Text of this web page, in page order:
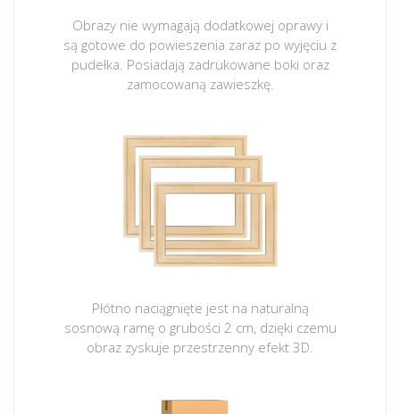
Obrazy nie wymagają dodatkowej oprawy i
są gotowe do powieszenia zaraz po wyjęciu z
pudełka. Posiadają zadrukowane boki oraz
zamocowaną zawieszkę.
Płótno naciągnięte jest na naturalną
sosnową ramę o grubości 2 cm, dzięki czemu
obraz zyskuje przestrzenny efekt 3D.